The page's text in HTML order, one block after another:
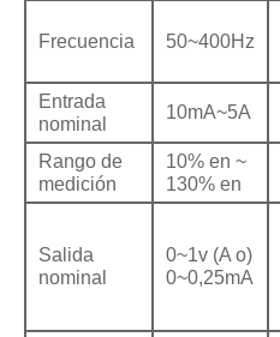
Frecuencia 50~400Hz
Entrada
nominal
10mA~5A
Rango de
medición
10% en ~
130% en
Salida
nominal
0~1v (A o)
0~0,25mA